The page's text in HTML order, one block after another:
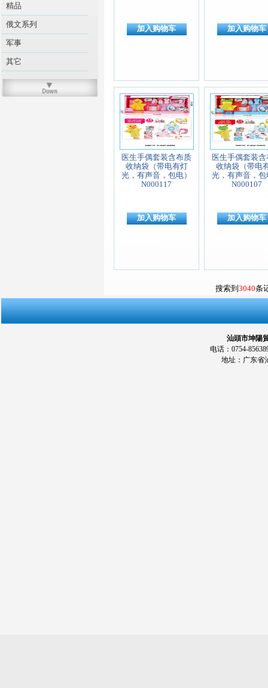
精品
俄文系列
军事
其它
加入购物车 加入购物车
医生手偶套装含布质
收纳袋（带电有灯
光，有声音，包电）
N000117
加入购物车
医生手偶套装含
收纳袋（带电
光，有声音，包
N000107
加入购物车
搜索到 3040条
汕頭市坤陽
电话：0754-
地址：广东省